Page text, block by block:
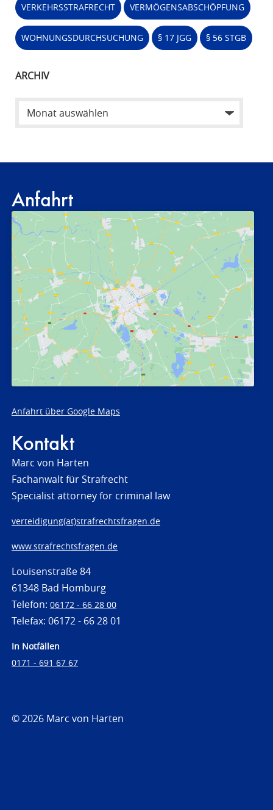
VERKEHRSSTRAFRECHT VERMÖGENSABSCHÖPFUNG
WOHNUNGSDURCHSUCHUNG § 17 JGG § 56 STGB
ARCHIV
Anfahrt
Anfahrt über Google Maps
Kontakt
Marc von Harten
Fachanwalt für Strafrecht
Specialist attorney for criminal law
verteidigung(at)strafrechtsfragen.de
www.strafrechtsfragen.de
Louisenstraße 84
61348 Bad Homburg
Telefon: 06172 - 66 28 00
Telefax: 06172 - 66 28 01
In Notfällen
0171 - 691 67 67
© 2026 Marc von Harten